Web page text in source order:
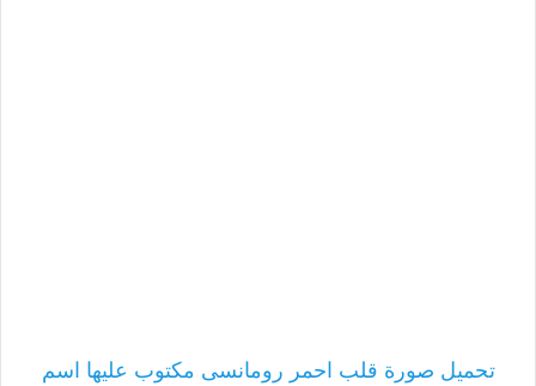
تحميل صورة قلب احمر رومانسى مكتوب عليها اسم